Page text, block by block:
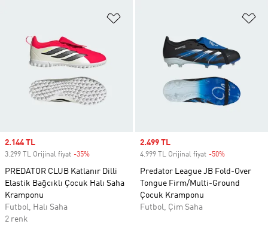
Sale price
2.144 TL
3.299 TL Orijinal fiyat -35%
PREDATOR CLUB Katlanır Dilli
Elastik Bağcıklı Çocuk Halı Saha
Kramponu
Futbol, Halı Saha
2 renk
Sale price
2.499 TL
4.999 TL Orijinal fiyat -50%
Predator League JB Fold-Over
Tongue Firm/Multi-Ground
Çocuk Kramponu
Futbol, Çim Saha